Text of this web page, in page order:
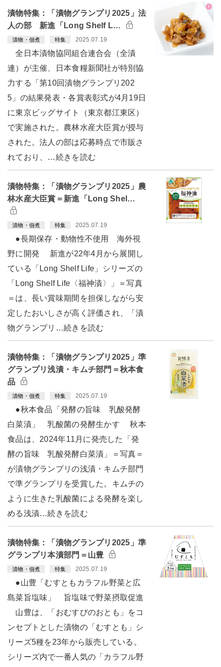
漬物特集：「漬物グランプリ2025」法
人の部 新進「Long Shelf L…
漬物・佃煮 特集 2025.07.19
全日本漬物協同組合連合会（全漬
連）が主催、日本食糧新聞社が特別協
力する「第10回漬物グランプリ202
5」の結果発表・各賞表彰式が4月19日
に東京ビッグサイト（東京都江東区）
で実施された。農林水産大臣賞が授与
された。法人の部は応募時点で市販さ
れており、…続きを読む
漬物特集：「漬物グランプリ2025」農
林水産大臣賞＝新進「Long Shel…
漬物・佃煮 特集 2025.07.19
●長期保存・動物性不使用 海外視
野に開発 新進が22年4月から展開し
ている「Long Shelf Life」シリーズの
「Long Shelf Life〈福神漬〉」＝写真
＝は、長い賞味期間を担保しながら安
定したおいしさが高く評価され、「漬
物グランプリ…続きを読む
漬物特集：「漬物グランプリ2025」準
グランプリ浅漬・キムチ部門＝秋本食
品
漬物・佃煮 特集 2025.07.19
●秋本食品「発酵の旨味 乳酸発酵
白菜漬」 乳酸菌の発酵生かす 秋本
食品は、2024年11月に発売した「発
酵の旨味 乳酸発酵白菜漬」＝写真＝
が漬物グランプリの浅漬・キムチ部門
で準グランプリを受賞した。キムチの
ように生きた乳酸菌による発酵を楽し
める浅漬…続きを読む
漬物特集：「漬物グランプリ2025」準
グランプリ本漬部門＝山豊
漬物・佃煮 特集 2025.07.19
●山豊「むすともカラフル野菜と広
島菜旨塩味」 旨塩味で野菜摂取促進
山豊は、「おむすびのおとも」をコ
ンセプトとした漬物の「むすとも」シ
リーズ5種を23年から販売している。
シリーズ内で一番人気の「カラフル野